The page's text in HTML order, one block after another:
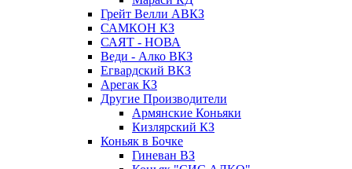
Грейт Велли АВКЗ
САМКОН КЗ
САЯТ - НОВА
Веди - Алко ВКЗ
Егвардский ВКЗ
Арегак КЗ
Другие Производители
Армянские Коньяки
Кизлярский КЗ
Коньяк в Бочке
Гиневан ВЗ